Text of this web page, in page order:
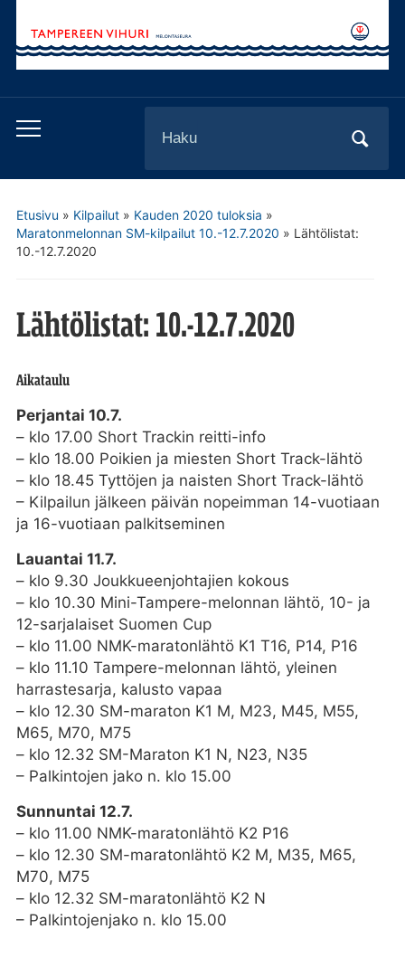
Toggle
for:
Etusivu » Kilpailut» Kauden 2020 tuloksia »
Maratonmelonnan SM-kilpailut 10.-12.7.2020 » Lähtölistat:
10.-12.7.2020
Lähtölistat: 10.-12.7.2020
Aikataulu
Perjantai 10.7.
– klo 17.00 Short Trackin reitti-info
– klo 18.00 Poikien ja miesten Short Track-lähtö
– klo 18.45 Tyttöjen ja naisten Short Track-lähtö
– Kilpailun jälkeen päivän nopeimman 14-vuotiaan
ja 16-vuotiaan palkitseminen
Lauantai 11.7.
– klo 9.30 Joukkueenjohtajien kokous
– klo 10.30 Mini-Tampere-melonnan lähtö, 10- ja
12-sarjalaiset Suomen Cup
– klo 11.00 NMK-maratonlähtö K1 T16, P14, P16
– klo 11.10 Tampere-melonnan lähtö, yleinen
harrastesarja, kalusto vapaa
– klo 12.30 SM-maraton K1 M, M23, M45, M55,
M65, M70, M75
– klo 12.32 SM-Maraton K1 N, N23, N35
– Palkintojen jako n. klo 15.00
Sunnuntai 12.7.
– klo 11.00 NMK-maratonlähtö K2 P16
– klo 12.30 SM-maratonlähtö K2 M, M35, M65,
M70, M75
– klo 12.32 SM-maratonlähtö K2 N
– Palkintojenjako n. klo 15.00